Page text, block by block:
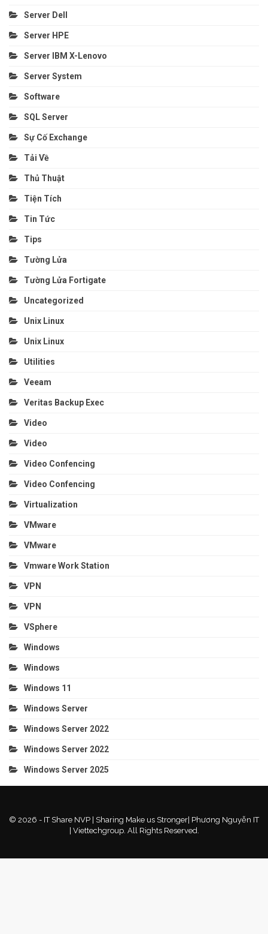
Server Dell
Server HPE
Server IBM X-Lenovo
Server System
Software
SQL Server
Sự Cố Exchange
Tải Về
Thủ Thuật
Tiện Tích
Tin Tức
Tips
Tường Lửa
Tường Lửa Fortigate
Uncategorized
Unix Linux
Unix Linux
Utilities
Veeam
Veritas Backup Exec
Video
Video
Video Confencing
Video Confencing
Virtualization
VMware
VMware
Vmware Work Station
VPN
VPN
VSphere
Windows
Windows
Windows 11
Windows Server
Windows Server 2022
Windows Server 2022
Windows Server 2025
© 2026 - IT Share NVP | Sharing Make us Stronger| Phương Nguyễn IT
| Viettechgroup. All Rights Reserved.